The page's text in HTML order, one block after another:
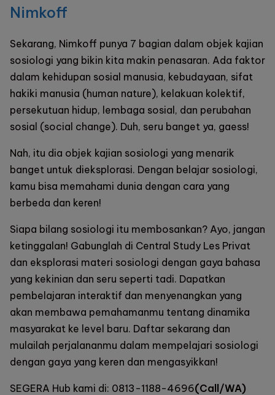
Nimkoff
Sekarang, Nimkoff punya 7 bagian dalam objek kajian
sosiologi yang bikin kita makin penasaran. Ada faktor
dalam kehidupan sosial manusia, kebudayaan, sifat
hakiki manusia (human nature), kelakuan kolektif,
persekutuan hidup, lembaga sosial, dan perubahan
sosial (social change). Duh, seru banget ya, gaess!
Nah, itu dia objek kajian sosiologi yang menarik
banget untuk dieksplorasi. Dengan belajar sosiologi,
kamu bisa memahami dunia dengan cara yang
berbeda dan keren!
Siapa bilang sosiologi itu membosankan? Ayo, jangan
ketinggalan! Gabunglah di Central Study Les Privat
dan eksplorasi materi sosiologi dengan gaya bahasa
yang kekinian dan seru seperti tadi. Dapatkan
pembelajaran interaktif dan menyenangkan yang
akan membawa pemahamanmu tentang dinamika
masyarakat ke level baru. Daftar sekarang dan
mulailah perjalananmu dalam mempelajari sosiologi
dengan gaya yang keren dan mengasyikkan!
SEGERA Hub kami di: 0813-1188-4696(Call/WA)